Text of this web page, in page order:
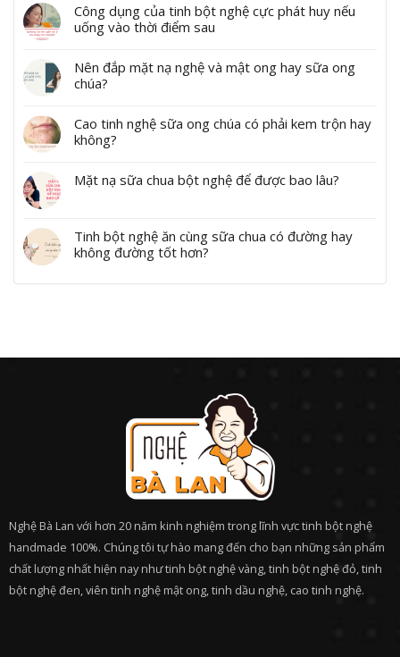
Công dụng của tinh bột nghệ cực phát huy nếu
uống vào thời điểm sau
Nên đắp mặt nạ nghệ và mật ong hay sữa ong
chúa?
Cao tinh nghệ sữa ong chúa có phải kem trộn hay
không?
Mặt nạ sữa chua bột nghệ để được bao lâu?
Tinh bột nghệ ăn cùng sữa chua có đường hay
không đường tốt hơn?
Nghệ Bà Lan với hơn 20 năm kinh nghiệm trong lĩnh vực tinh bột nghệ
handmade 100%. Chúng tôi tự hào mang đến cho bạn những sản phẩm
chất lượng nhất hiện nay như tinh bột nghệ vàng, tinh bột nghệ đỏ, tinh
bột nghệ đen, viên tinh nghệ mật ong, tinh dầu nghệ, cao tinh nghệ.